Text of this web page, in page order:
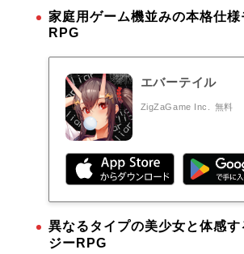
家庭用ゲーム機並みの本格仕
RPG
エバーテイル
ZigZaGame Inc. 無料
異なるタイプの美少女と体感す
ジーRPG